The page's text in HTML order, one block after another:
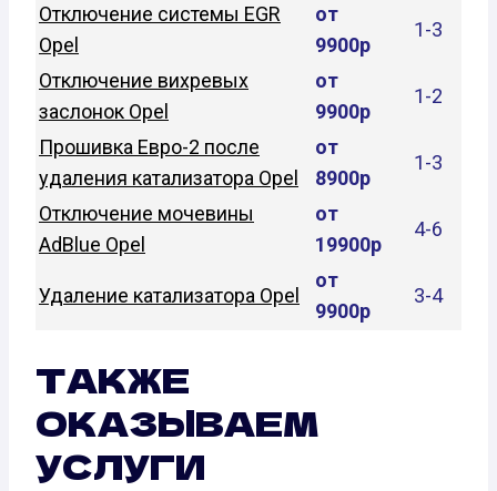
Отключение системы EGR
Opel
от
9900р
1-3
Отключение вихревых
заслонок Opel
от
9900р
1-2
Прошивка Евро-2 после
удаления катализатора Opel
от
8900р
1-3
Отключение мочевины
AdBlue Opel
от
19900р
4-6
Удаление катализатора Opel
от
9900р
3-4
ТАКЖЕ
ОКАЗЫВАЕМ
УСЛУГИ